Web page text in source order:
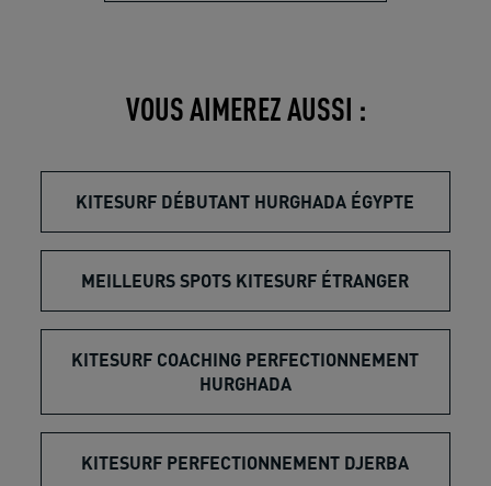
VOUS AIMEREZ AUSSI :
KITESURF DÉBUTANT HURGHADA ÉGYPTE
MEILLEURS SPOTS KITESURF ÉTRANGER
KITESURF COACHING PERFECTIONNEMENT
HURGHADA
KITESURF PERFECTIONNEMENT DJERBA